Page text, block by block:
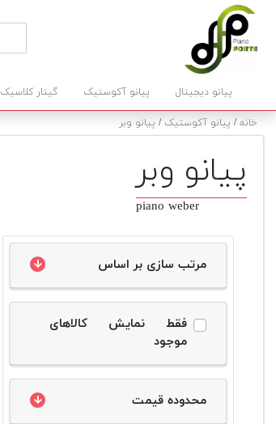
پیانو دیجیتال پیانو آکوستیک گیتار کلاسیک
خانه/ پیانو آکوستیک / پیانو وبر
پیانو وبر
piano weber
مرتب سازی بر اساس
فقط نمایش کالاهای
موجود
محدوده قیمت